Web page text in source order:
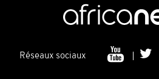
Réseaux sociaux